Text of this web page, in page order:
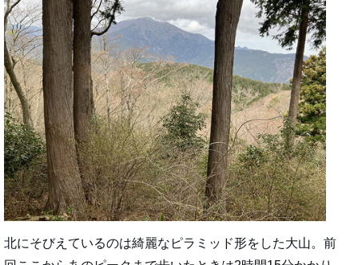
北にそびえているのは綺麗なピラミッド形をした大山。前